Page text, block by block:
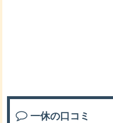
一休の口コミ